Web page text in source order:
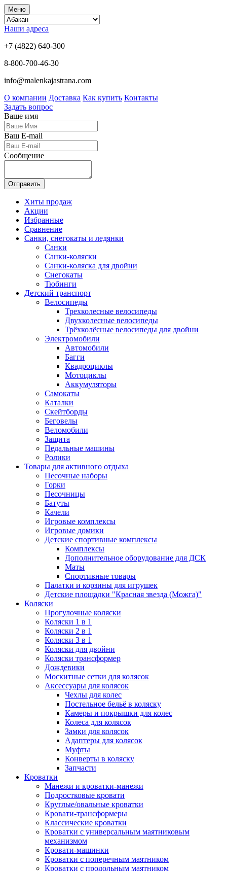
Меню
Наши адреса
+7 (4822) 640-300
8-800-700-46-30
info@malenkajastrana.com
О компании Доставка Как купить Контакты
Задать вопрос
Ваше имя
Ваш E-mail
Сообщение
Отправить
Хиты продаж
Акции
Избранные
Сравнение
Санки, снегокаты и ледянки
Санки
Санки-коляски
Санки-коляска для двойни
Снегокаты
Тюбинги
Детский транспорт
Велосипеды
Трехколесные велосипеды
Двухколесные велосипеды
Трёхколёсные велосипеды для двойни
Электромобили
Автомобили
Багги
Квадроциклы
Мотоциклы
Аккумуляторы
Самокаты
Каталки
Скейтборды
Беговелы
Веломобили
Защита
Педальные машины
Ролики
Товары для активного отдыха
Песочные наборы
Горки
Песочницы
Батуты
Качели
Игровые комплексы
Игровые домики
Детские спортивные комплексы
Комплексы
Дополнительное оборудование для ДСК
Маты
Спортивные товары
Палатки и корзины для игрушек
Детские площадки "Красная звезда (Можга)"
Коляски
Прогулочные коляски
Коляски 1 в 1
Коляски 2 в 1
Коляски 3 в 1
Коляски для двойни
Коляски трансформер
Дождевики
Москитные сетки для колясок
Аксессуары для колясок
Чехлы для колес
Постельное бельё в коляску
Камеры и покрышки для колес
Колеса для колясок
Замки для колясок
Адаптеры для колясок
Муфты
Конверты в коляску
Запчасти
Кроватки
Манежи и кроватки-манежи
Подростковые кровати
Круглые/овальные кроватки
Кровати-трансформеры
Классические кроватки
Кроватки с универсальным маятниковым
механизмом
Кровати-машинки
Кроватки с поперечным маятником
Кроватки с продольным маятником